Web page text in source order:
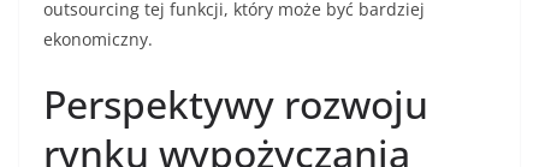
outsourcing tej funkcji, który może być bardziej
ekonomiczny.
Perspektywy rozwoju
rynku wypożyczania